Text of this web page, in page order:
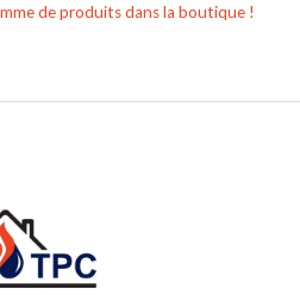
de produits dans la boutique !